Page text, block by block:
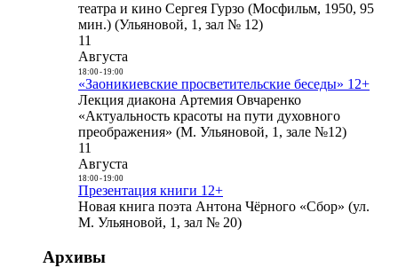
театра и кино Сергея Гурзо (Мосфильм, 1950, 95
мин.) (Ульяновой, 1, зал № 12)
11
Августа
18:00- 19:00
«Заоникиевские просветительские беседы» 12+
Лекция диакона Артемия Овчаренко
«Актуальность красоты на пути духовного
преображения» (М. Ульяновой, 1, зале №12)
11
Августа
18:00- 19:00
Презентация книги 12+
Новая книга поэта Антона Чёрного «Сбор» (ул.
М. Ульяновой, 1, зал № 20)
Архивы